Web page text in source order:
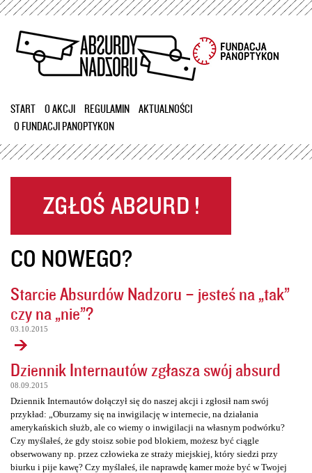
Przejdź
treści
START O AKCJI REGULAMIN
AKTUALNOŚCI
O FUNDACJI PANOPTYKON
CO NOWEGO?
Starcie Absurdów Nadzoru – jesteś na „tak”
czy na „nie”?
03.10.2015
Dziennik Internautów zgłasza swój absurd
08.09.2015
Dziennik Internautów dołączył się do naszej akcji i zgłosił nam swój
przykład: „Oburzamy się na inwigilację w internecie, na działania
amerykańskich służb, ale co wiemy o inwigilacji na własnym podwórku?
Czy myślałeś, że gdy stoisz sobie pod blokiem, możesz być ciągle
obserwowany np. przez człowieka ze straży miejskiej, który siedzi przy
biurku i pije kawę? Czy myślałeś, ile naprawdę kamer może być w Twojej